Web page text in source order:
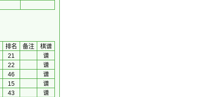
排名 备注
棋谱
21
谱
22
谱
46
谱
15
谱
43
谱